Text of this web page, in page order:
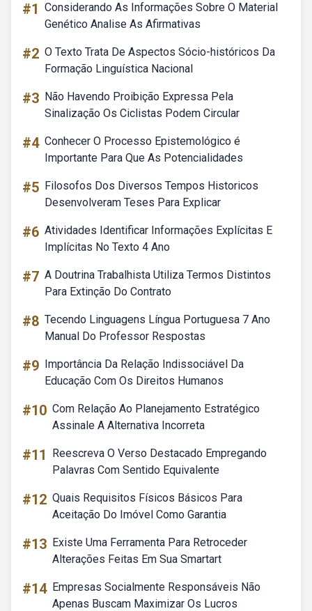
#1 Considerando As Informações Sobre O Material
Genético Analise As Afirmativas
#2 O Texto Trata De Aspectos Sócio-históricos Da
Formação Linguística Nacional
#3 Não Havendo Proibição Expressa Pela
Sinalização Os Ciclistas Podem Circular
#4 Conhecer O Processo Epistemológico é
Importante Para Que As Potencialidades
#5 Filosofos Dos Diversos Tempos Historicos
Desenvolveram Teses Para Explicar
#6 Atividades Identificar Informações Explícitas E
Implícitas No Texto 4 Ano
#7 A Doutrina Trabalhista Utiliza Termos Distintos
Para Extinção Do Contrato
#8 Tecendo Linguagens Língua Portuguesa 7 Ano
Manual Do Professor Respostas
#9 Importância Da Relação Indissociável Da
Educação Com Os Direitos Humanos
#10 Com Relação Ao Planejamento Estratégico
Assinale A Alternativa Incorreta
#11
Reescreva O Verso Destacado Empregando
Palavras Com Sentido Equivalente
#12 Quais Requisitos Físicos Básicos Para
Aceitação Do Imóvel Como Garantia
#13 Existe Uma Ferramenta Para Retroceder
Alterações Feitas Em Sua Smartart
#14 Empresas Socialmente Responsáveis Não
Apenas Buscam Maximizar Os Lucros